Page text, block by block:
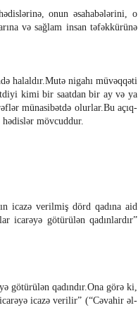
onun əsahabələrini, o
və sağlam insan təfəkkürünə
halaldır.Mutə nigahı müvəqqəti
kimi bir saatdan bir ay və ya
münasibətdə olurlar.Bu açıq-
hədislər mövcuddur.
icazə verilmiş dörd qadına aid
icarəyə götürülən qadınlardır”
götürülən qadındır.Ona görə ki,
icazə verilir” (“Cəvahir əl-